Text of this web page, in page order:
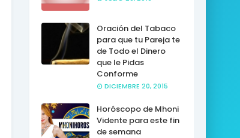
Oración del Tabaco
para que tu Pareja te
de Todo el Dinero
que le Pidas
Conforme
DICIEMBRE 20, 2015
Horóscopo de Mhoni
Vidente para este fin
de semana